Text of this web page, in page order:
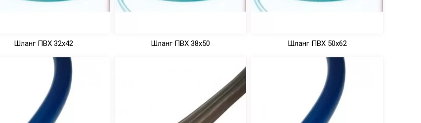
Шланг ПВХ 32х42 Шланг ПВХ 38х50 Шланг ПВХ 50х62